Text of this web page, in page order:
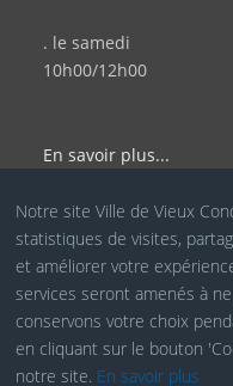
. le samedi
10h00/12h00
En savoir plus...
© Site Officiel de la
Notre site Ville de Vieux
statistiques de visites,
et améliorer votre
services seront amenés à
conservons votre choix
en cliquant sur le bouton
notre site. En savoir plus